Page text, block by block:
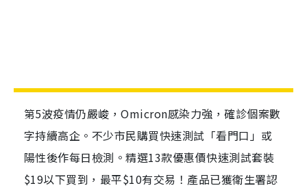
第5波疫情仍嚴峻，Omicron感染力強，確診個案數
字持續高企。不少市民購買快速測試「看門口」或
陽性後作每日檢測。精選13款優惠價快速測試套裝
$19以下買到，最平$10有交易！產品已獲衛生署認